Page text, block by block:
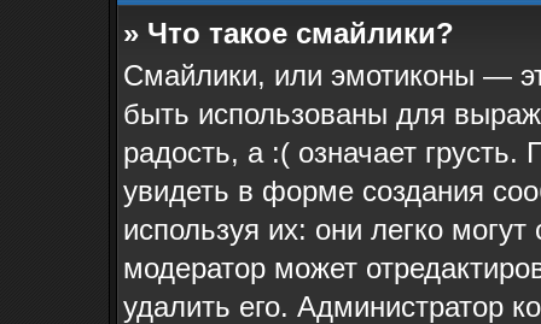
» Что такое смайлики?
Смайлики, или эмотиконы —
быть использованы для
радость, а :( означает
увидеть в форме создания
используя их: они легко
модератор может
удалить его. Администратор